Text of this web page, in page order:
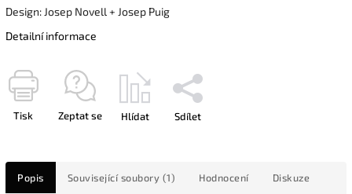
Design: Josep Novell + Josep Puig
Detailní informace
Tisk Zeptat se Hlídat Sdílet
Popis Související soubory (1) Hodnocení Diskuze